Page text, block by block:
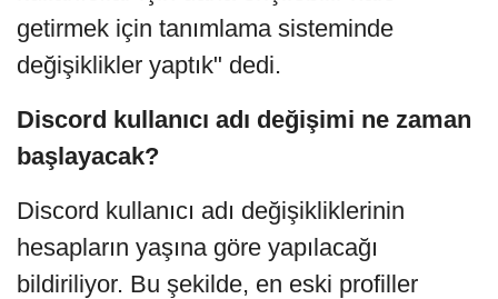
getirmek için tanımlama sisteminde
değişiklikler yaptık" dedi.
Discord kullanıcı adı değişimi ne zaman
başlayacak?
Discord kullanıcı adı değişikliklerinin
hesapların yaşına göre yapılacağı
bildiriliyor. Bu şekilde, en eski profiller